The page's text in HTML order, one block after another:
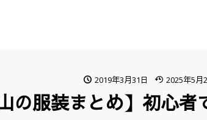
2019年3月31日 2025年5月
の服装まとめ】初心者